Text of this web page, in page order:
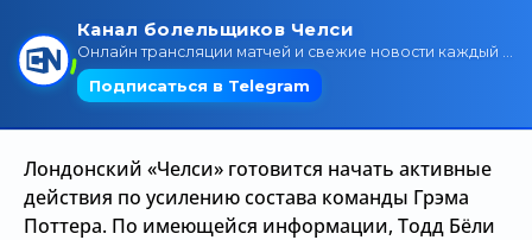
Лондонский «Челси» готовится начать активные
действия по усилению состава команды Грэма
Поттера. По имеющейся информации, Тодд Бёли
Поиск по сайту
Трансляции
О сайте
Контакты